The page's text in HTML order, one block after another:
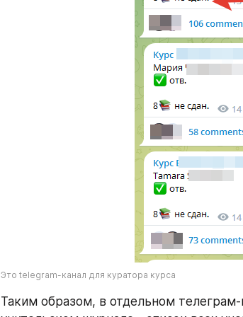
Это telegram-канал для куратора курса
Таким образом, в отдельном